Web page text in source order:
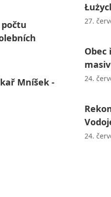
Mníšek -
27.
Obec
24.
24.